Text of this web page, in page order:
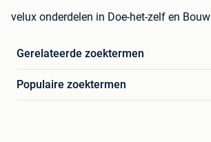
velux onderdelen in Doe-het-zelf en Bouw
Gerelateerde zoektermen
Populaire zoektermen